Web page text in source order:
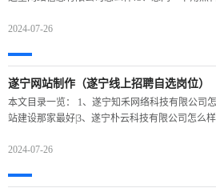
2024-07-26
遂宁网站制作（遂宁线上招聘自选岗位）
本文目录一览： 1、遂宁知禾网络科技有限公司
站建设那家最好|3、遂宁朴云科技有限公司怎么
2024-07-26